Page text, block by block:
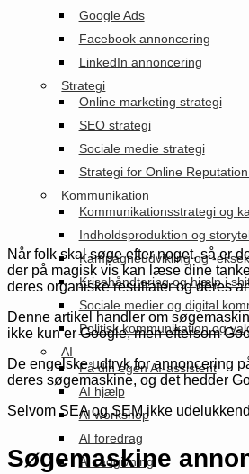
Google Ads
Facebook annoncering
LinkedIn annoncering
Strategi
Online marketing strategi
SEO strategi
Sociale medie strategi
Strategi for Online
Kommunikation
Kommunikationsstrategi og
Indholdsproduktion og
Kampagneudvikling og -
Krisehåndtering og hjælp i
Sociale medier og digital
Politisk kommunikation og
AI
Få din egen AI-assistent
AI hjælp
AI workshop
AI foredrag
AI rådgivning
Når folk skal søge efter noget, så er
der på magisk vis kan læse dine
deres organiske resultater og deres
Denne artikel handler om
ikke kun er Google, men eftersom
De engelske udtryk for annoncering
deres søgemaskine, og det hedder
Selvom SEA og SEM ikke
Søgemaskine